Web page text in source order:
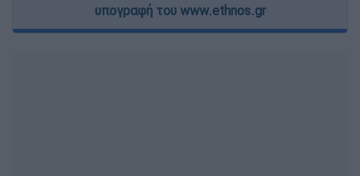
υπογραφή του www.ethnos.gr